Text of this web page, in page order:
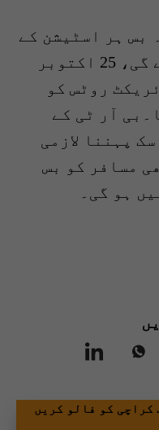
بس ہر اسٹیشن کے
پلیٹ فارم نمبر 2 پر رکے گی، 25 اکتوبر
روٹس کو
آر ٹی کے
پہننا لازمی
مسافر کو بس
ہو گی۔
کراچی کو فالو کریں